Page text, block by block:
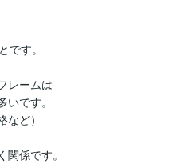
です。
レームは
です。
ど）
係です。